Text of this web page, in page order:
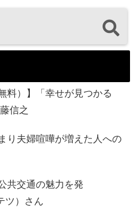
料）】「幸せが見つかる
信之
り夫婦喧嘩が増えた人への
共交通の魅力を発
ツ）さん